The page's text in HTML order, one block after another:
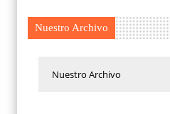
Nuestro Archivo